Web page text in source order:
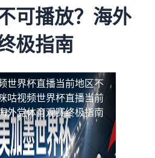
可播放？海外
极指南
世界杯直播当前地区不
咕视频世界杯直播当前
外党体育观赛终极指南